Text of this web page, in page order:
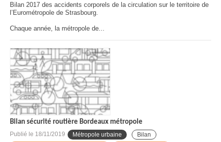
Bilan 2017 des accidents corporels de la circulation sur le territoire de
l’Eurométropole de Strasbourg.
Chaque année, la métropole de...
Bilan sécurité routière Bordeaux métropole
Publié le 18/11/2019 Métropole urbaine
Bilan